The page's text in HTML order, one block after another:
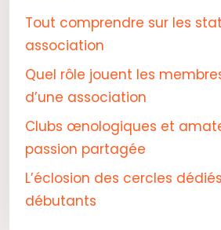
Tout comprendre sur les
association
Quel rôle jouent les
d’une association
Clubs œnologiques et
passion partagée
L’éclosion des cercles
débutants